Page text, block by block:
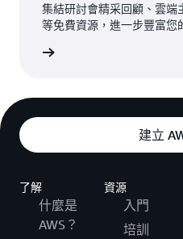
集結研討會精采回顧、雲端
等免費資源，進一步豐富您
建立
了解
什麼是
AWS？
資源
入門
培訓